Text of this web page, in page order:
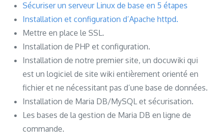
Sécuriser un serveur Linux de base en 5 étapes
Installation et configuration d’Apache httpd.
Mettre en place le SSL.
Installation de PHP et configuration.
Installation de notre premier site, un docuwiki qui
est un logiciel de site wiki entièrement orienté en
fichier et ne nécessitant pas d’une base de données.
Installation de Maria DB/MySQL et sécurisation.
Les bases de la gestion de Maria DB en ligne de
commande.